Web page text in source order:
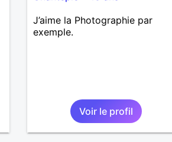
J’aime la Photographie par
exemple.
Voir le profil